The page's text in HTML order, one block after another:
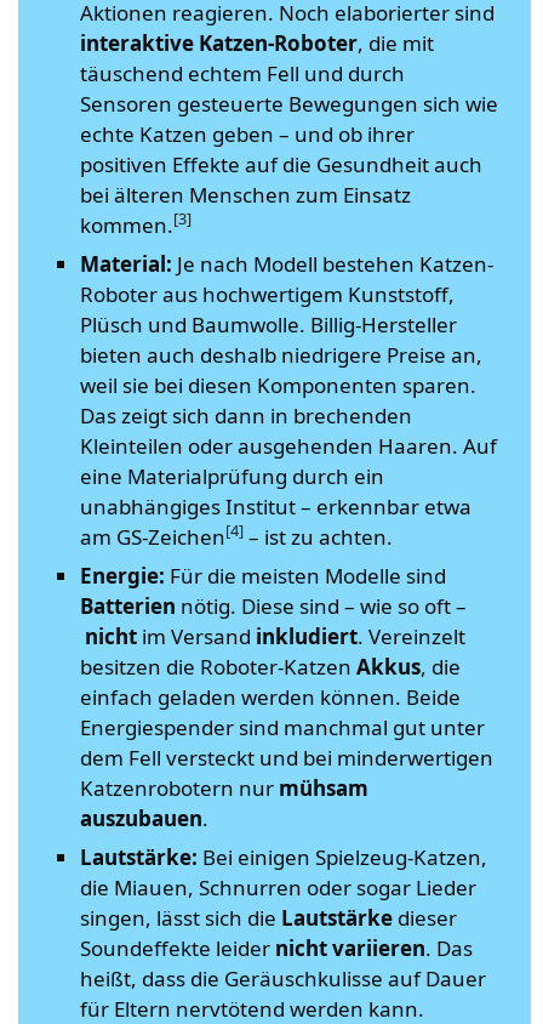
Aktionen reagieren. Noch elaborierter sind
interaktive Katzen-Roboter, die mit
täuschend echtem Fell und durch
Sensoren gesteuerte Bewegungen sich wie
echte Katzen geben – und ob ihrer
positiven Effekte auf die Gesundheit auch
bei älteren Menschen zum Einsatz
kommen.[3]
Material: Je nach Modell bestehen Katzen-
Roboter aus hochwertigem Kunststoff,
Plüsch und Baumwolle. Billig-Hersteller
bieten auch deshalb niedrigere Preise an,
weil sie bei diesen Komponenten sparen.
Das zeigt sich dann in brechenden
Kleinteilen oder ausgehenden Haaren. Auf
eine Materialprüfung durch ein
unabhängiges Institut – erkennbar etwa
am GS-Zeichen[4] – ist zu achten.
Energie: Für die meisten Modelle sind
Batterien nötig. Diese sind – wie so oft –
nicht im Versand inkludiert. Vereinzelt
besitzen die Roboter-Katzen Akkus, die
einfach geladen werden können. Beide
Energiespender sind manchmal gut unter
dem Fell versteckt und bei minderwertigen
Katzenrobotern nur mühsam
auszubauen.
Lautstärke: Bei einigen Spielzeug-Katzen,
die Miauen, Schnurren oder sogar Lieder
singen, lässt sich die Lautstärke dieser
Soundeffekte leider nicht variieren. Das
heißt, dass die Geräuschkulisse auf Dauer
für Eltern nervtötend werden kann.